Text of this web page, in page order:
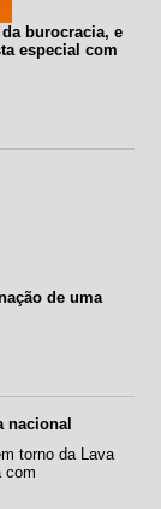
burocracia, e
especial com
de uma
nacional
torno da Lava
com